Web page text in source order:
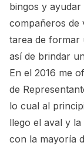
bingos y
compañeros de
tarea de formar
así de brindar
En el 2016 me
de
lo cual al
llego el aval y
con la mayoría